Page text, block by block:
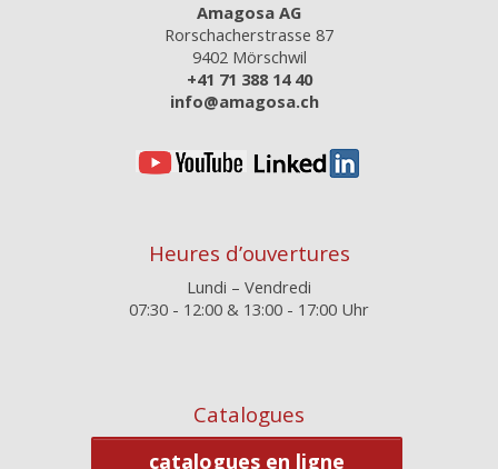
Amagosa AG
Rorschacherstrasse 87
9402 Mörschwil
+41 71 388 14 40
info@amagosa.ch
Heures d’ouvertures
Lundi – Vendredi
07:30 - 12:00 & 13:00 - 17:00 Uhr
Catalogues
catalogues en ligne